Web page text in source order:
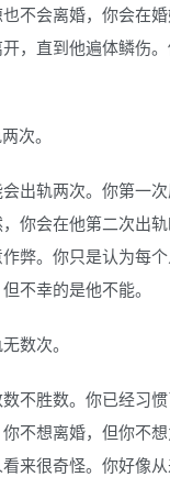
不会离婚，你会在
，直到他遍体鳞伤
次。
出轨两次。你第一
你会在他第二次出
弊。你只是认为每
不幸的是他不能。
数次。
不胜数。你已经习
不想离婚，但你不
来很奇怪。你好像从